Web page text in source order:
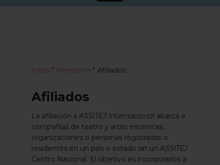
Inicio " Miembros " Afiliados
Afiliados
La afiliación aASSITEJ Internacional abarca a
compañías de teatro y artes escénicas,
organizaciones o personas registradas o
residentes en un país o estado sin unASSITEJ
Centro Nacional. El objetivo es incorporarlos a